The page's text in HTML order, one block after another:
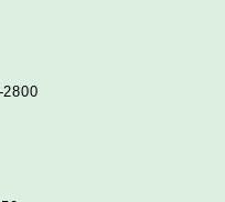
2800